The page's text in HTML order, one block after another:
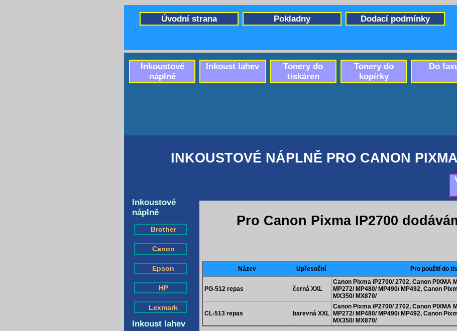
INKOUSTOVÉ NÁPLNĚ PRO CANON
Pro Canon Pixma IP2700
Inkoustové
náplně
Brother
Canon
Epson
HP
Lexmark
Inkoust lahev
Název Upřesnění Pro použití do
PG-512 repas černá XXL
Canon Pixma iP2700/ 2702, Canon PIXMA
MP272/ MP480/ MP490/ MP492, Canon
MX350/ MX870/
CL-513 repas barevná XXL
Canon Pixma iP2700/ 2702, Canon PIXMA
MP272/ MP480/ MP490/ MP492, Canon
MX350/ MX870/
Dodací podmínky
Pokladny
Úvodní strana
Do
Tonery do
kopírky
Tonery do
tiskáren
Inkoust lahev
Inkoustové
náplně